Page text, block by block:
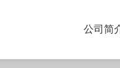
公司简